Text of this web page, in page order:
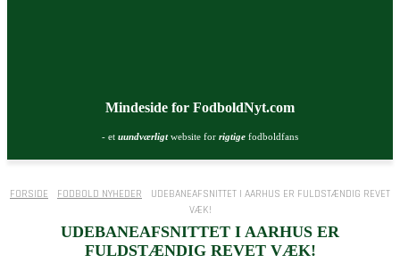
Mindeside for FodboldNyt.com
- et uundværligtwebsite for rigtige fodboldfans
FORSIDE FODBOLD NYHEDER
UDEBANEAFSNITTET I AARHUS ER FULDSTÆNDIG REVET
VÆK!
UDEBANEAFSNITTET I AARHUS ER
FULDSTÆNDIG REVET VÆK!